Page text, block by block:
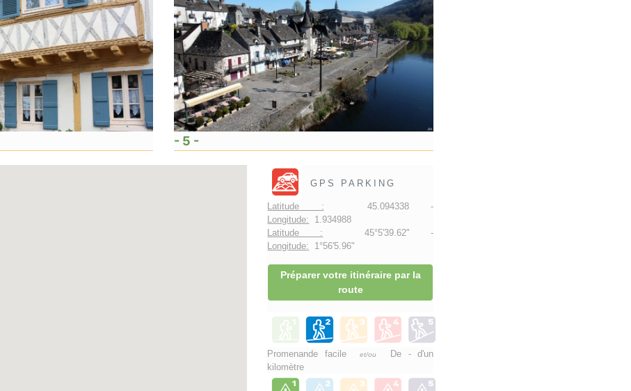
- 5 -
GPS PARKING
Latitude : 45.094338 -
Longitude: 1.934988
Latitude : 45°5'39.62" -
Longitude: 1°56'5.96"
Préparer votre itinéraire par la
route
Promenande facileet/ou
De - d'un
kilomètre